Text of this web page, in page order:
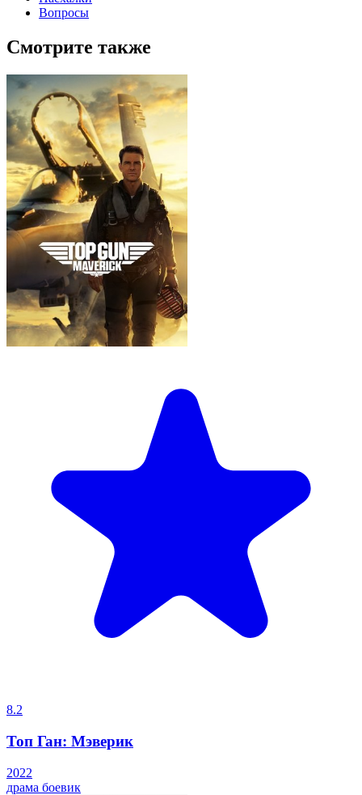
Вопросы
Смотрите также
8.2
Топ Ган: Мэверик
2022
драма боевик